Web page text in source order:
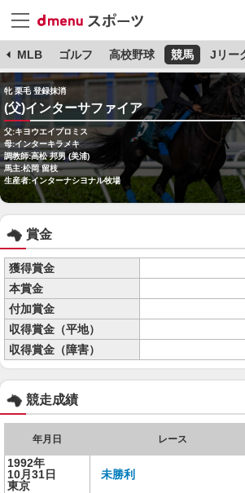
MLB ゴルフ 高校野球 競馬 Jリー
牝 栗毛 登録抹消
(父)インターサファイア
父:キヨウエイプロミス
母:インターキラメキ
調教師:高松 邦男 (美浦)
馬主:松岡 留枝
生産者:インターナシヨナル牧場
賞金
獲得賞金
本賞金
付加賞金
収得賞金（平地）
収得賞金（障害）
競走成績
年月日 レース
1992年
10月31日
東京
未勝利